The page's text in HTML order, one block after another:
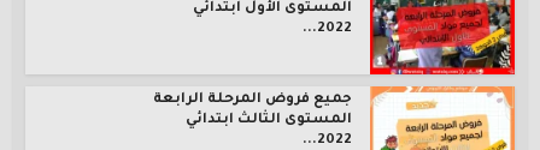
المستوى الأول ابتدائي
2022...
جميع فروض المرحلة الرابعة
المستوى الثالث ابتدائي
2022...